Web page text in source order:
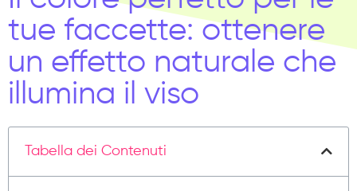
tue faccette: ottenere
un effetto naturale che
illumina il viso
Tabella dei Contenuti